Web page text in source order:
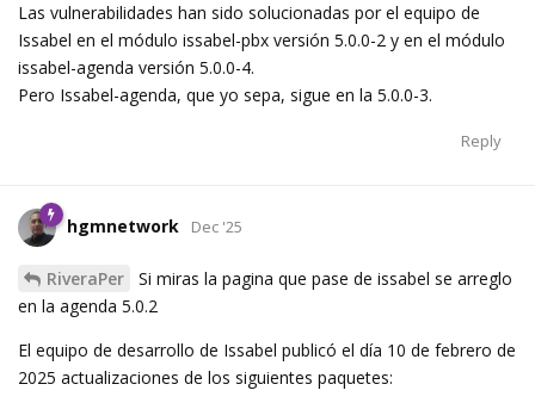
Las vulnerabilidades han sido solucionadas por el equipo de
Issabel en el módulo issabel-pbx versión 5.0.0-2 y en el módulo
issabel-agenda versión 5.0.0-4.
Pero Issabel-agenda, que yo sepa, sigue en la 5.0.0-3.
Reply
hgmnetwork Dec '25
RiveraPer
Si miras la pagina que pase de issabel se arreglo
en la agenda 5.0.2
El equipo de desarrollo de Issabel publicó el día 10 de febrero de
2025 actualizaciones de los siguientes paquetes: